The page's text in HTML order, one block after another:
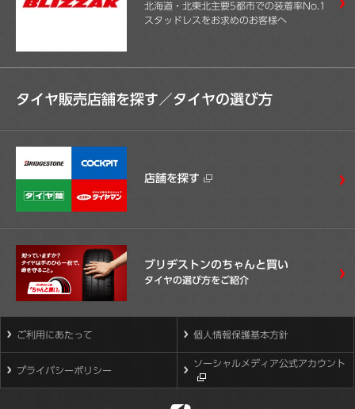
北海道・北東北主要5都市での装着率No.1
スタッドレスをお求めのお客様へ
タイヤ販売店舗を探す／タイヤの選び方
店舗を探す
ブリヂストンのちゃんと買い
タイヤの選び方をご紹介
ご利用にあたって 個人情報保護基本方針
プライバシーポリシー
ソーシャルメディア公式アカウント